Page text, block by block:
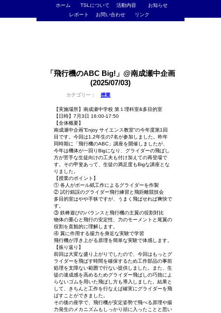
ホーム TSLについて 活動内容
お知らせ
レポート
お問い合わせ リンク
「飛行機のABC Big!」@南成瀬中企画
(2025/07/03)
カテゴリー： 授業
【実施場所】南成瀬中学校 第１理科室&多目的室
【日時】7月3日 16:00-17:50
【全体概要】
南成瀬中企画”Enjoy サイエンス教室”の今年度第1回
目です。今回は1,2年生の7名が参加しました。昨年
同時期に「飛行機のABC」講座を開催しましたが、
今年は機体が一回りBigになり、グライダーの飛ばし
方が苦手な生徒向けの工夫も付け加えての再登場で
す。その甲斐あって、生徒の満足度もBigな講座とな
りました。
【授業のポイント】
① 各人がボール紙工作によるグライダーを作製
② 試行錯誤のグライダー飛行練習と飛距離競技会
多目的室はやや手狭ですが、うまく飛ばせれば爽快で
す。
③ 鉄棒遊びのバランスと飛行機の主翼の役割対比
物体の重心と飛行の安定性、力のモーメントと尾翼の
役割を直観的に理解します。
④ 翼に作用する揚力を身近な実験で学習
飛行機が浮き上がる原理を簡単な実験で体感します。
【振り返り】
前回は大変な盛り上がりでしたので、今回はもっとグ
ライダーを飛ばす時間を確保するため工作部品の事前
処理を支障ない範囲で行ない提供しました。また、生
徒の達成感を高めるためグライダー飛ばしの巧拙によ
らないゴムを用いた飛ばし方も導入しました。結果と
して、きちんと工作を行なえば確実にグライダーを飛
ばすことができました。
その後の座学で、飛行機が安定姿勢で飛べる原理や揚
力発生のメカニズムもしっかり頭に入ったことと思い